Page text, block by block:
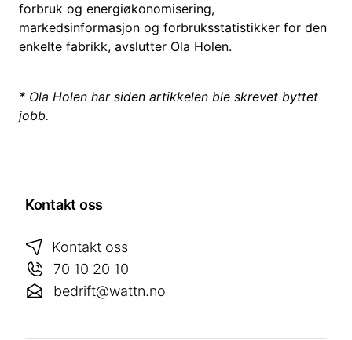
forbruk og energiøkonomisering,
markedsinformasjon og forbruksstatistikker for den
enkelte fabrikk, avslutter Ola Holen.
* Ola Holen har siden artikkelen ble skrevet byttet
jobb.
Kontakt oss
Kontakt oss
70 10 20 10
bedrift@wattn.no